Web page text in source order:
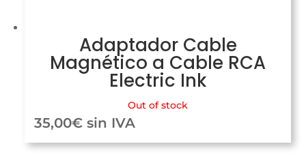
Adaptador Cable
Magnético a Cable RCA
Electric Ink
Out of stock
35,00€ sin IVA